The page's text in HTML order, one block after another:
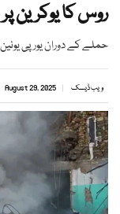
روس کا یوکرین پر بڑا
حملے کے دوران یورپی
ویب ڈیسک August 29, 2025